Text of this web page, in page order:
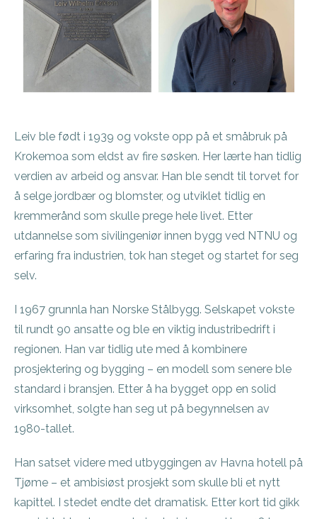
Leiv ble født i 1939 og vokste opp på et småbruk på
Krokemoa som eldst av fire søsken. Her lærte han tidlig
verdien av arbeid og ansvar. Han ble sendt til torvet for
å selge jordbær og blomster, og utviklet tidlig en
kremmerånd som skulle prege hele livet. Etter
utdannelse som sivilingeniør innen bygg ved NTNU og
erfaring fra industrien, tok han steget og startet for seg
selv.
I 1967 grunnla han Norske Stålbygg. Selskapet vokste
til rundt 90 ansatte og ble en viktig industribedrift i
regionen. Han var tidlig ute med å kombinere
prosjektering og bygging – en modell som senere ble
standard i bransjen. Etter å ha bygget opp en solid
virksomhet, solgte han seg ut på begynnelsen av
1980-tallet.
Han satset videre med utbyggingen av Havna hotell på
Tjøme – et ambisiøst prosjekt som skulle bli et nytt
kapittel. I stedet endte det dramatisk. Etter kort tid gikk